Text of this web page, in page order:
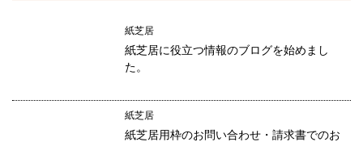
紙芝居
紙芝居に役立つ情報のブログを始めまし
た。
紙芝居
紙芝居用枠のお問い合わせ・請求書でのお